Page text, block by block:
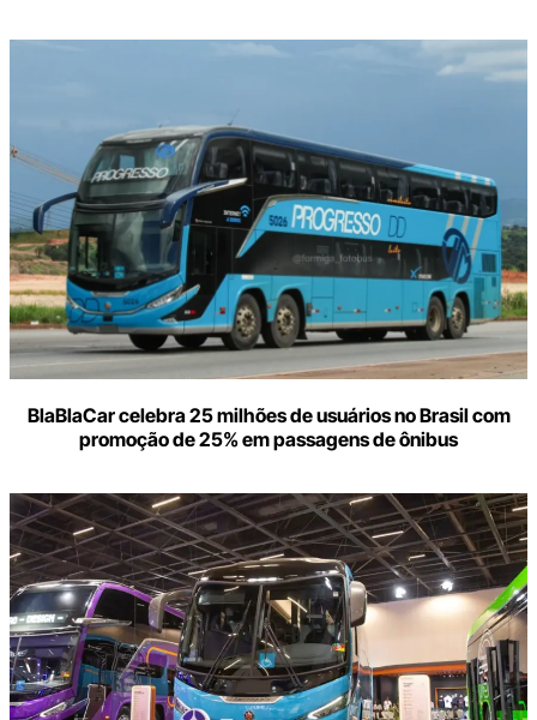
BlaBlaCar celebra 25 milhões de usuários no Brasil com
promoção de 25% em passagens de ônibus